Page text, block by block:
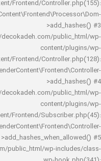
Frontend/
domains/decokadeh.com/
Frontend/
domains/decokadeh.com/
Frontend/
public_html/wp-